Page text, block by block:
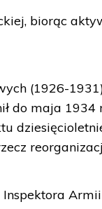
biorąc
(1926-
do maja